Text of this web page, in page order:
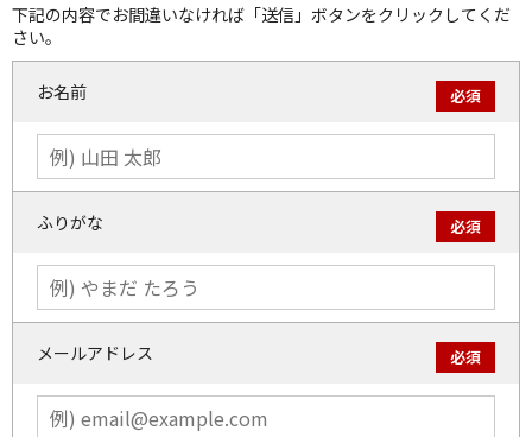
下記の内容でお間違いなければ「送信」ボタンをクリックしてくだ
さい。
お名前 必須
ふりがな 必須
メールアドレス 必須